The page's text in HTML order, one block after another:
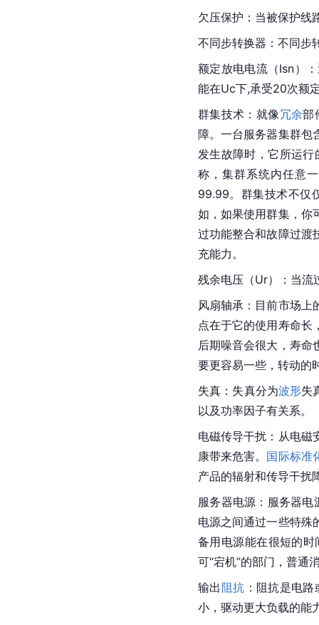
欠压保护：当被保护线
不同步转换器 ：不同
额定放电电流（Isn）：
能在Uc下,承受20次额
群集技术：就像冗余部
障。一台服务器集群包
发生故障时，它所运
称，集群系统内任意
99.99。群集技术不仅
如，如果使用群集，你
过功能整合和故障过渡
充能力。
残余电压（Ur）：当流
风扇轴承：目前市场上
点在于它的使用寿命长
后期噪音会很大，寿命
要更容易一些，转动的
失真：失真分为波形失
以及功率因子有关系。
电磁传导干扰：从电磁
康带来危害。 国际标准
产品的辐射和传导干扰
服务器电源 ：服务器
电源之间通过一些特殊
备用电源能在很短的
可“宕机”的部门，普通
输出 阻抗 ：阻抗是电
小，驱动更大负载的能